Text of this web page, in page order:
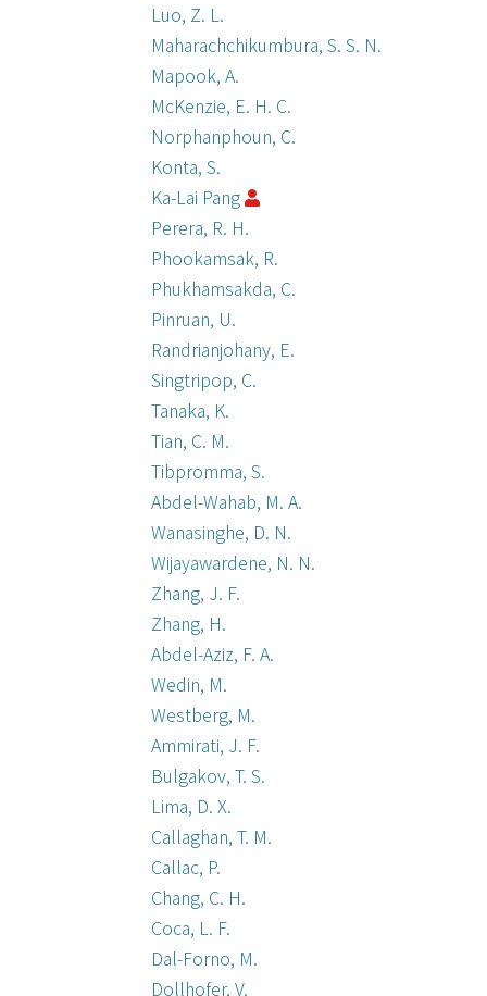
Luo, Z. L.
Maharachchikumbura, S. S. N.
Mapook, A.
McKenzie, E. H. C.
Norphanphoun, C.
Konta, S.
Ka-Lai Pang
Perera, R. H.
Phookamsak, R.
Phukhamsakda, C.
Pinruan, U.
Randrianjohany, E.
Singtripop, C.
Tanaka, K.
Tian, C. M.
Tibpromma, S.
Abdel-Wahab, M. A.
Wanasinghe, D. N.
Wijayawardene, N. N.
Zhang, J. F.
Zhang, H.
Abdel-Aziz, F. A.
Wedin, M.
Westberg, M.
Ammirati, J. F.
Bulgakov, T. S.
Lima, D. X.
Callaghan, T. M.
Callac, P.
Chang, C. H.
Coca, L. F.
Dal-Forno, M.
Dollhofer, V.